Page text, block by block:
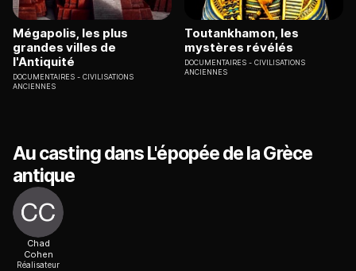
Mégapolis, les plus
grandes villes de
l'Antiquité
DOCUMENTAIRES
CIVILISATIONS
ANCIENNES
Toutankhamon, les
mystères révélés
DOCUMENTAIRES
CIVILISATIONS
ANCIENNES
Au casting dans L'épopée de la Grèce
antique
Chad
Cohen
Réalisateur